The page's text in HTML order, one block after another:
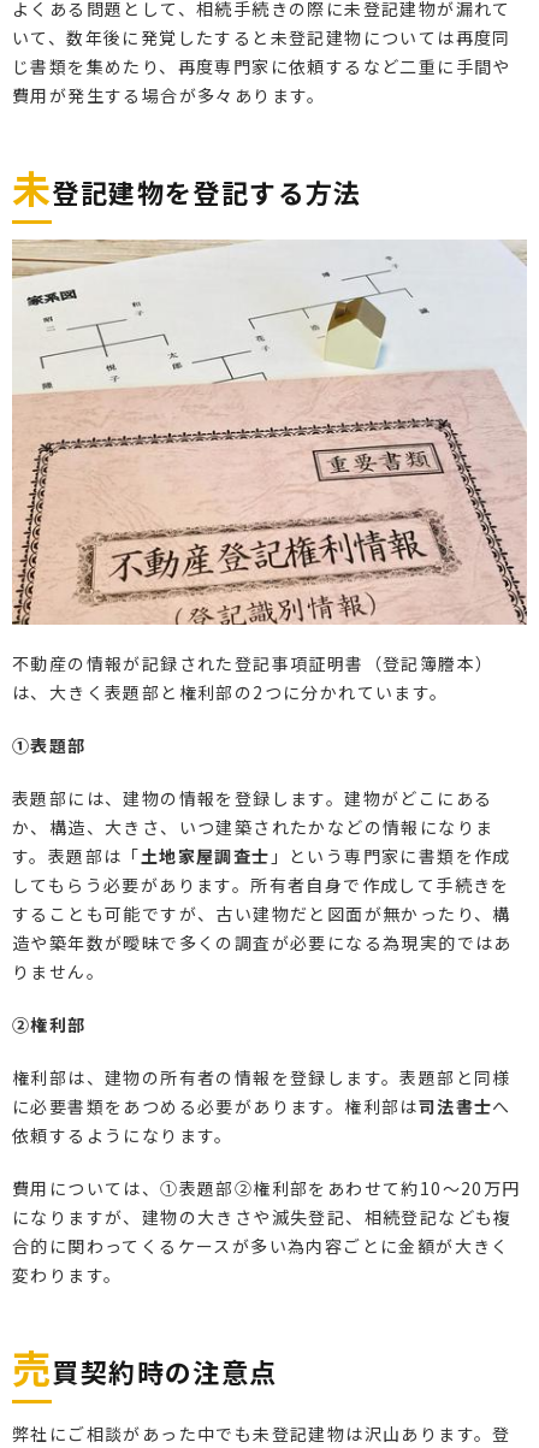
よくある問題として、相続手続きの際に未登記建物が漏れて
いて、数年後に発覚したすると未登記建物については再度同
じ書類を集めたり、再度専門家に依頼するなど二重に手間や
費用が発生する場合が多々あります。
未登記建物を登記する方法
不動産の情報が記録された登記事項証明書（登記簿謄本）
は、大きく表題部と権利部の2つに分かれています。
①表題部
表題部には、建物の情報を登録します。建物がどこにある
か、構造、大きさ、いつ建築されたかなどの情報になりま
す。表題部は「土地家屋調査士 」という専門家に書類を作成
してもらう必要があります。所有者自身で作成して手続きを
することも可能ですが、古い建物だと図面が無かったり、構
造や築年数が曖昧で多くの調査が必要になる為現実的ではあ
りません。
②権利部
権利部は、建物の所有者の情報を登録します。表題部と同様
に必要書類をあつめる必要があります。権利部は司法書士へ
依頼するようになります。
費用については、①表題部②権利部をあわせて約10〜20万円
になりますが、建物の大きさや滅失登記、相続登記なども複
合的に関わってくるケースが多い為内容ごとに金額が大きく
変わります。
売買契約時の注意点
弊社にご相談があった中でも未登記建物は沢山あります。登